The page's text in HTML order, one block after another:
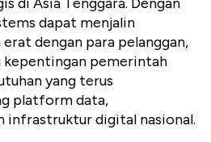
dapat menjalin
dengan para pelanggan,
kepentingan pemerintah
yang terus
platform data,
infrastruktur digital nasional.